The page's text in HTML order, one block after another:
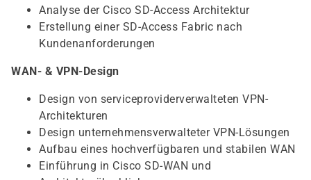
Analyse der Cisco SD-Access Architektur
Erstellung einer SD-Access Fabric nach
Kundenanforderungen
WAN- & VPN-Design
Design von serviceproviderverwalteten VPN-
Architekturen
Design unternehmensverwalteter VPN-Lösungen
Aufbau eines hochverfügbaren und stabilen WAN
Einführung in Cisco SD-WAN und